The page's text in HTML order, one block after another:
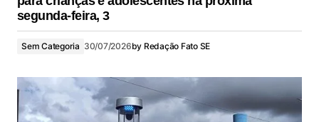
segunda-feira, 3
Sem Categoria 30/07/2026by Redação Fato SE